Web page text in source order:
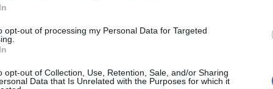
opt-out of processing my Personal Data for Targeted
opt-out of Collection, Use, Retention, Sale, and/or Sharing
Data that Is Unrelated with the Purposes for which it
σε κανονιστικές εγκρίσεις, συμπεριλαμβανομένου του